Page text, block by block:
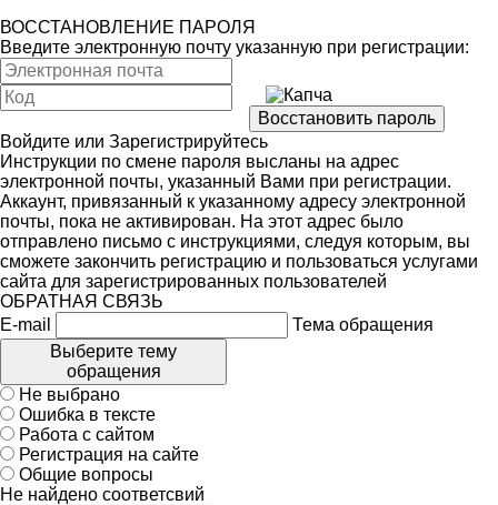
ВОССТАНОВЛЕНИЕ ПАРОЛЯ
Введите электронную почту указанную при регистрации:
Войдите или Зарегистрируйтесь
Инструкции по смене пароля высланы на адрес
электронной почты, указанный Вами при регистрации.
Аккаунт, привязанный к указанному адресу электронной
почты, пока не активирован. На этот адрес было
отправлено письмо с инструкциями, следуя которым, вы
сможете закончить регистрацию и пользоваться услугами
сайта для зарегистрированных пользователей
ОБРАТНАЯ СВЯЗЬ
E-mail
Тема обращения
Выберите тему
обращения
Не выбрано
Ошибка в тексте
Работа с сайтом
Регистрация на сайте
Общие вопросы
Не найдено соответсвий